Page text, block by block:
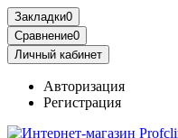
Закладки0
Сравнение0
Личный кабинет
Авторизация
Регистрация